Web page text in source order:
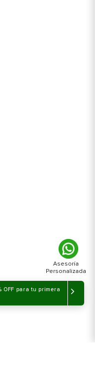
OFF para tu primera